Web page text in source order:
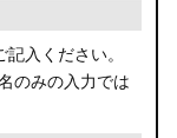
入ください。
のみの入力では